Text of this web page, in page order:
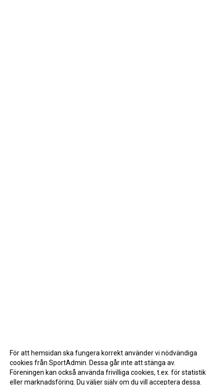
För att hemsidan ska fungera korrekt använder vi nödvändiga
cookies från SportAdmin. Dessa går inte att stänga av.
Föreningen kan också använda frivilliga cookies, t.ex. för statistik
eller marknadsföring. Du väljer själv om du vill acceptera dessa.